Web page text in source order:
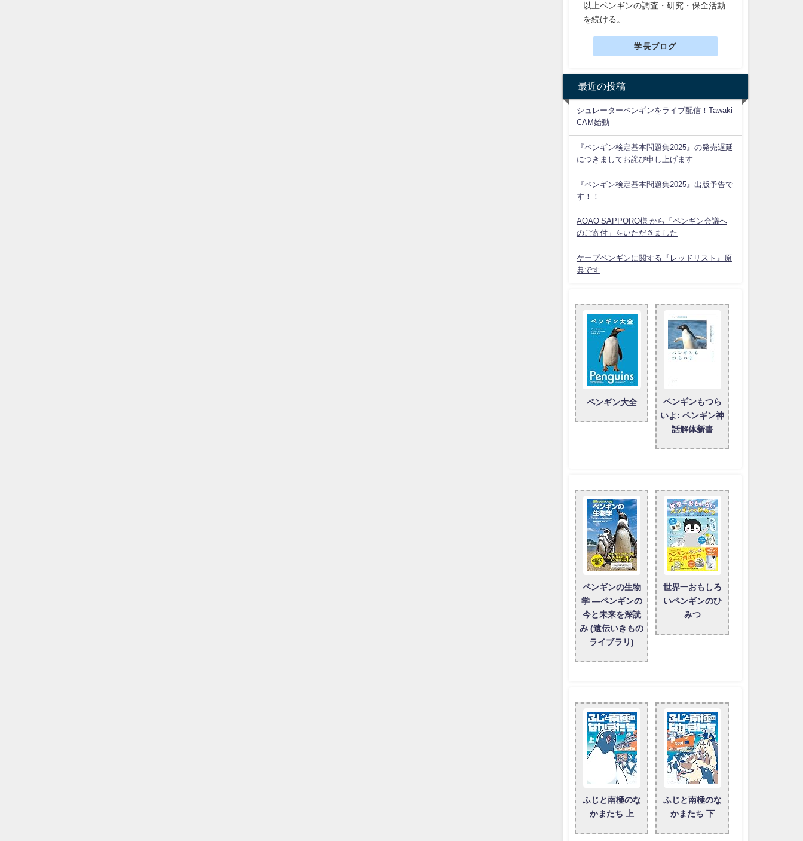
以上ペンギンの調査・研究・保全活動
を続ける。
学長ブログ
最近の投稿
シュレーターペンギンをライブ配信！Tawaki
CAM始動
『ペンギン検定基本問題集2025』の発売遅延
につきましてお詫び申し上げます
『ペンギン検定基本問題集2025』出版予告で
す！！
AOAO SAPPORO様 から「ペンギン会議へ
のご寄付」をいただきました
ケープペンギンに関する『レッドリスト』原
典です
ペンギン大全
ペンギンもつら
いよ: ペンギン神
話解体新書
ペンギンの生物
学 ―ペンギンの
今と未来を深読
み (遺伝いきもの
ライブラリ)
世界一おもしろ
いペンギンのひ
みつ
ふじと南極のな
かまたち 上
ふじと南極のな
かまたち 下